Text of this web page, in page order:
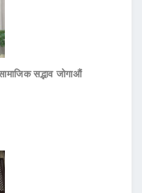
सद्भाव जोगाऔं